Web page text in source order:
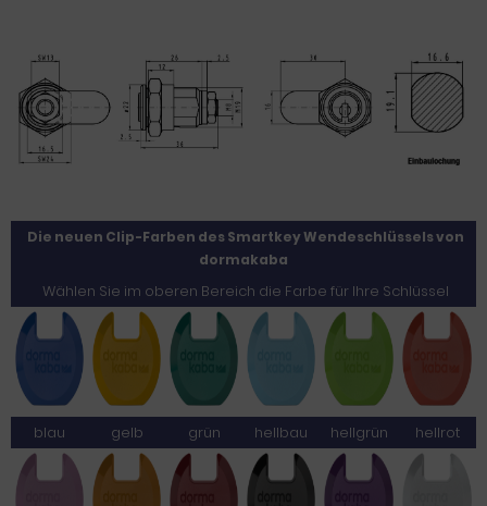
Die neuen Clip-Farben des Smartkey Wendeschlüssels von
dormakaba
Wählen Sie im oberen Bereich die Farbe für Ihre Schlüssel
blau gelb grün hellbau hellgrün hellrot